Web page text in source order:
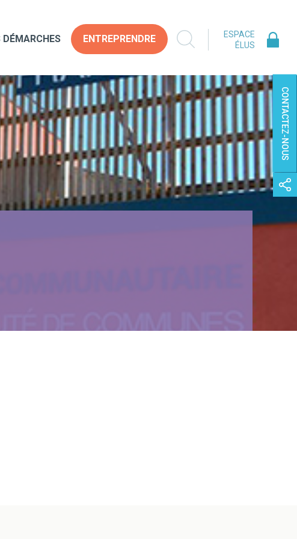
DÉMARCHES ENTREPRENDRE
ESPACE
ÉLUS
CONTACTEZ-NOUS